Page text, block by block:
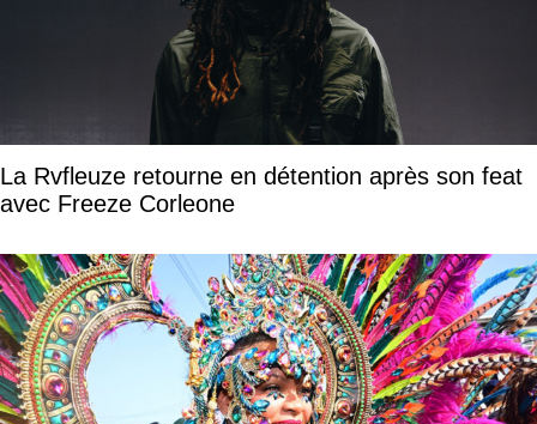
La Rvfleuze retourne en détention après son feat
avec Freeze Corleone